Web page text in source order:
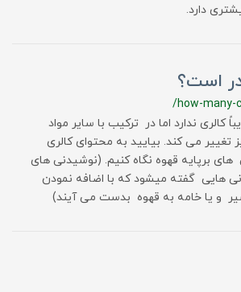
دارد.
است؟
/how-many-
کالری ندارد اما در ترکیب با سایر مواد
می کند. بیایید به محتوای کالری
برپایه قهوه نگاه کنیم. (نوشیدنی های
هایی گفته میشود که با اضافه نمودن
و یا خامه به قهوه بدست می آیند)